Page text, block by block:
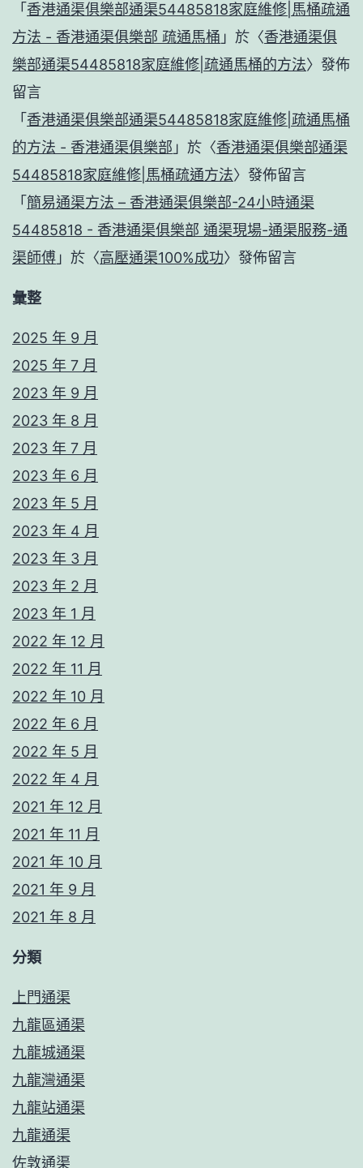
「 香港通渠俱樂部通渠54485818家庭維修|馬桶疏通
方法 - 香港通渠俱樂部 疏通馬桶 」於〈香港通渠俱
樂部通渠54485818家庭維修|疏通馬桶的方法〉發佈
留言
「 香港通渠俱樂部通渠54485818家庭維修|疏通馬桶
的方法 - 香港通渠俱樂部 」於〈香港通渠俱樂部通渠
54485818家庭維修|馬桶疏通方法〉發佈留言
「 簡易通渠方法 – 香港通渠俱樂部-24小時通渠
54485818 - 香港通渠俱樂部 通渠現場-通渠服務-通
渠師傅 」於〈高壓通渠100%成功〉發佈留言
彙整
2025 年 9 月
2025 年 7 月
2023 年 9 月
2023 年 8 月
2023 年 7 月
2023 年 6 月
2023 年 5 月
2023 年 4 月
2023 年 3 月
2023 年 2 月
2023 年 1 月
2022 年 12 月
2022 年 11 月
2022 年 10 月
2022 年 6 月
2022 年 5 月
2022 年 4 月
2021 年 12 月
2021 年 11 月
2021 年 10 月
2021 年 9 月
2021 年 8 月
分類
上門通渠
九龍區通渠
九龍城通渠
九龍灣通渠
九龍站通渠
九龍通渠
佐敦通渠